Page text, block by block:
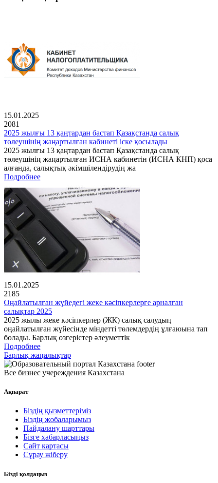
15.01.2025
2081
2025 жылғы 13 қаңтардан бастап Қазақстанда салық
төлеушінің жаңартылған кабинеті іске қосылады
2025 жылғы 13 қаңтардан бастап Қазақстанда салық
төлеушінің жаңартылған ИСНА кабинетін (ИСНА КНП) қоса
алғанда, салықтық әкімшілендірудің жа
Подробнее
15.01.2025
2185
Оңайлатылған жүйедегі жеке кәсіпкерлерге арналған
салықтар 2025
2025 жылы жеке кәсіпкерлер (ЖК) салық салудың
оңайлатылған жүйесінде міндетті төлемдердің ұлғаюына тап
болады. Барлық өзгерістер әлеуметтік
Подробнее
Барлық жаңалықтар
Все бизнес учереждения Казахстана
Ақпарат
Біздің қызметтеріміз
Біздің жобаларымыз
Пайдалану шарттары
Бізге хабарласыңыз
Сайт картасы
Сұрау жіберу
Бізді қолдаңыз